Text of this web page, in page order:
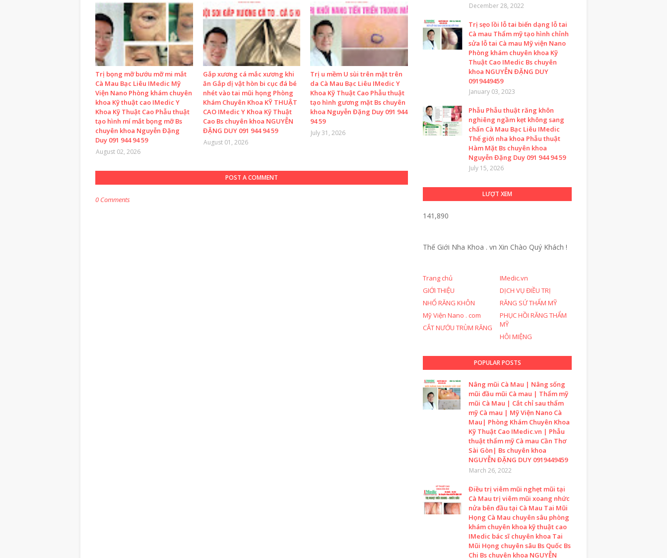
Trị bọng mỡ bướu mỡ mi mắt
Cà Mau Bạc Liêu IMedic Mỹ
Viện Nano Phòng khám chuyên
khoa Kỹ thuật cao IMedic Y
Khoa Kỹ Thuật Cao Phẫu thuật
tạo hình mí mắt bọng mỡ Bs
chuyên khoa Nguyễn Đặng
Duy 091 944 94 59
August 02, 2026
Gắp xương cá mắc xương khi
ăn Gắp dị vật hòn bi cục đá bé
nhét vào tai mũi họng Phòng
Khám Chuyên Khoa KỸ THUẬT
CAO IMedic Y Khoa Kỹ Thuật
Cao Bs chuyên khoa NGUYỄN
ĐẶNG DUY 091 944 94 59
August 01, 2026
Trị u mềm U sùi trên mặt trên
da Cà Mau Bạc Liêu IMedic Y
Khoa Kỹ Thuật Cao Phẫu thuật
tạo hình gương mặt Bs chuyên
khoa Nguyễn Đặng Duy 091 944
94 59
July 31, 2026
POST A COMMENT
0 Comments
December 28, 2022
Trị sẹo lồi lỗ tai biến dạng lỗ tai
Cà mau Thẩm mỹ tạo hình chỉnh
sửa lỗ tai Cà mau Mỹ viện Nano
Phòng khám chuyên khoa Kỹ
Thuật Cao IMedic Bs chuyên
khoa NGUYỄN ĐẶNG DUY
0919449459
January 03, 2023
Phẫu Phẫu thuật răng khôn
nghiêng ngầm kẹt không sang
chấn Cà Mau Bạc Liêu IMedic
Thế giới nha khoa Phẫu thuật
Hàm Mặt Bs chuyên khoa
Nguyễn Đặng Duy 091 944 94 59
July 15, 2026
LƯỢT XEM
141,890
Thế Giới Nha Khoa . vn Xin Chào Quý Khách !
Trang chủ
IMedic.vn
GIỚI THIỆU
DỊCH VỤ ĐIỀU TRỊ
NHỔ RĂNG KHÔN
RĂNG SỨ THẨM MỸ
Mỹ Viện Nano . com
PHỤC HỒI RĂNG THẨM
MỸ
CẮT NƯỚU TRÙM RĂNG
HÔI MIỆNG
POPULAR POSTS
Nâng mũi Cà Mau | Nâng sống
mũi đầu mũi Cà mau | Thẩm mỹ
mũi Cà Mau | Cắt chỉ sau thẩm
mỹ Cà mau | Mỹ Viện Nano Cà
Mau| Phòng Khám Chuyên Khoa
Kỹ Thuật Cao IMedic.vn | Phẫu
thuật thẩm mỹ Cà mau Cần Thơ
Sài Gòn| Bs chuyên khoa
NGUYỄN ĐẶNG DUY 0919449459
March 26, 2022
Điều trị viêm mũi nghẹt mũi tại
Cà Mau trị viêm mũi xoang nhức
nửa bên đầu tại Cà Mau Tai Mũi
Họng Cà Mau chuyên sâu phòng
khám chuyên khoa kỹ thuật cao
IMedic bác sĩ chuyên khoa Tai
Mũi Họng chuyên sâu Bs Quốc Bs
Chi Bs chuyên khoa NGUYỄN